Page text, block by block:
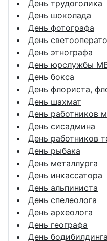
День трудоголика
День шоколада
День фотографа
День
День этнографа
День юрслужбы
День бокса
День флориста,
День шахмат
День работников
День сисадмина
День работников
День рыбака
День металлурга
День инкассатора
День альпиниста
День спелеолога
День археолога
День географа
День бодибилдинга